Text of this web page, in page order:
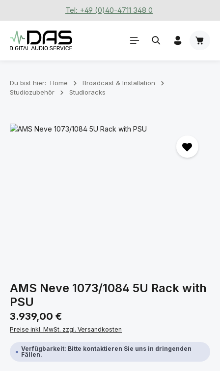
Zum Hauptinhalt springenTel: +49 (0)40-4711 348 0
Du bist hier: Home
Broadcast & Installation
Studiozubehör
Studioracks
Bildergalerie überspringen
AMS Neve 1073/1084 5U Rack with
PSU
Regulärer Preis:
3.939,00 €
Preise inkl. MwSt. zzgl. Versandkosten
Verfügbarkeit: Bitte kontaktieren Sie uns in dringenden
Fällen.